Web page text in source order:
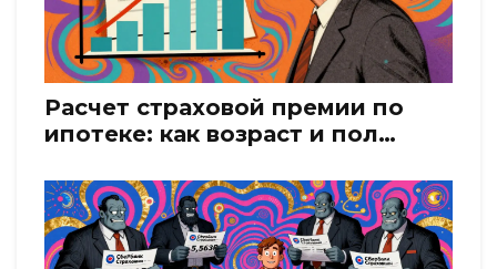
Расчет страховой премии по
ипотеке: как возраст и пол
страховки